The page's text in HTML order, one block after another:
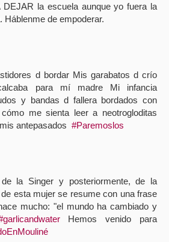
la escuela aunque yo fuera la
Háblenme de empoderar.
d bordar Mis garabatos d crío
para mí madre Mi infancia
y bandas d fallera bordados con
me sienta leer a neotrogloditas
antepasados #Paremoslos
la Singer y posteriormente, de la
esta mujer se resume con una frase
mucho: "el mundo ha cambiado y
Hemos venido para